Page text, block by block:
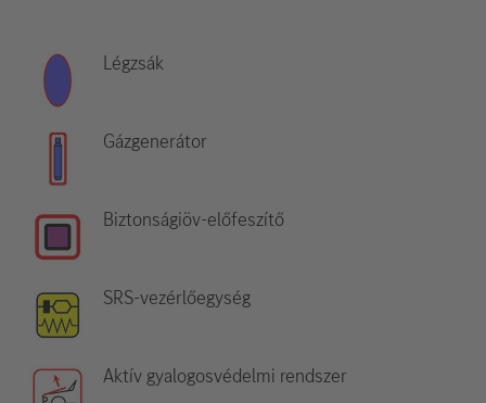
Légzsák
Gázgenerátor
Biztonságiöv-előfeszítő
SRS-vezérlőegység
Aktív gyalogosvédelmi rendszer